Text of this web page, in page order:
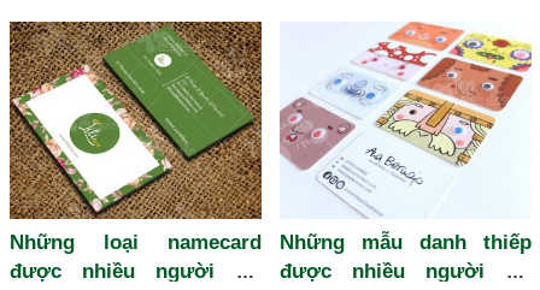
xmagic.vn nhé![Chi tiết]
Những loại namecard
được nhiều người sử
Những mẫu danh thiếp
được nhiều người ưa